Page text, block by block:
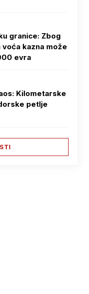
granice: Zbog
kazna može
evra
Kilometarske
petlje